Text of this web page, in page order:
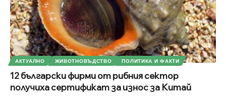
АКТУАЛНО ЖИВОТНОВЪДСТВО ПОЛИТИКА И ФАКТИ
12 български фирми от рибния сектор
получиха сертификат за износ за Китай